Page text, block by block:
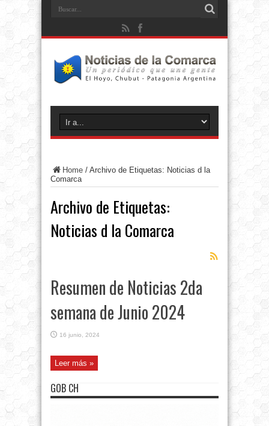
Home / Archivo de Etiquetas: Noticias d la
Comarca
Archivo de Etiquetas:
Noticias d la Comarca
Resumen de Noticias 2da
semana de Junio 2024
16 junio, 2024
Leer más »
GOB CH